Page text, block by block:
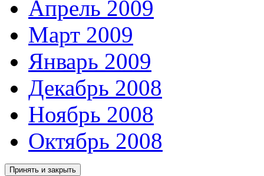
Апрель 2009
Март 2009
Январь 2009
Декабрь 2008
Ноябрь 2008
Октябрь 2008